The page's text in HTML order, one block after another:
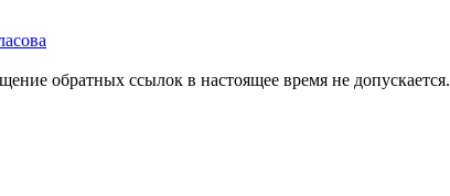
обратных ссылок в настоящее время не допускается.